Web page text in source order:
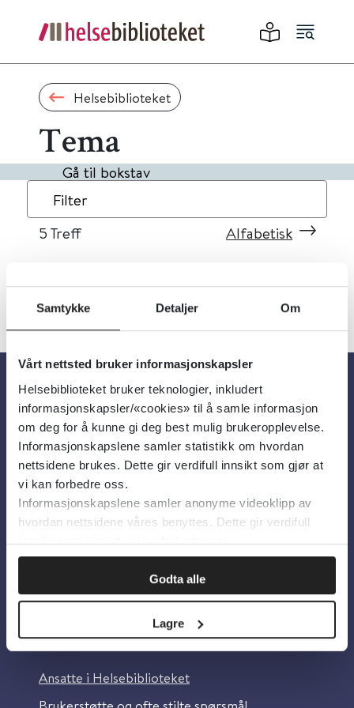
Samtykke Detaljer Om
Vårt nettsted bruker informasjonskapsler
Helsebiblioteket bruker teknologier, inkludert
informasjonskapsler/«cookies» til å samle informasjon
om deg for å kunne gi deg best mulig brukeropplevelse.
Informasjonskapslene samler statistikk om hvordan
nettsidene brukes. Dette gir verdifull innsikt som gjør at
vi kan forbedre oss.
Informasjonskapslene samler anonyme videoklipp av
hvordan nettsidene våres benyttes. Dette gir verdifull
innsikt som gjør at vi kan forbedre oss.
Godta alle
Lagre
Helsebiblioteket
Tema
Gå til bokstav
Filter
5 Treff Alfabetisk
Om oss
Om Helsebiblioteket
Personvern og informasjonskapsler
Tilgjengelighetserklæring
Information in English
Ansatte i Helsebiblioteket